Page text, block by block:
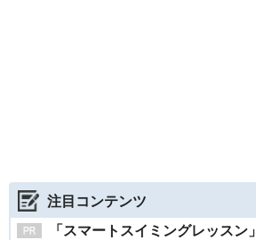
注目コンテンツ
「スマートスイミングレッスン」